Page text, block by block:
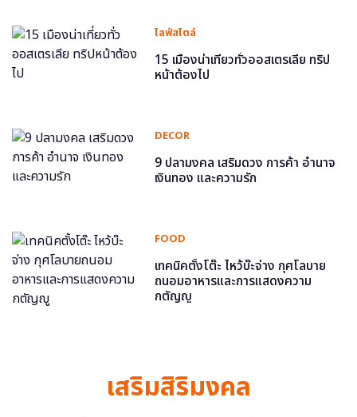
ไลฟ์สไตล์
15 เมืองน่าเที่ยวทั่วออสเตรเลีย ทริป
หน้าต้องไป
DECOR
9 ปลามงคล เสริมดวง การค้า อำนาจ
เงินทอง และความรัก
FOOD
เทคนิคตั้งโต๊ะ ไหว้บ๊ะจ่าง กุศโลบาย
ถนอมอาหารและการแสดงความ
กตัญญู
เสริมสิริมงคล